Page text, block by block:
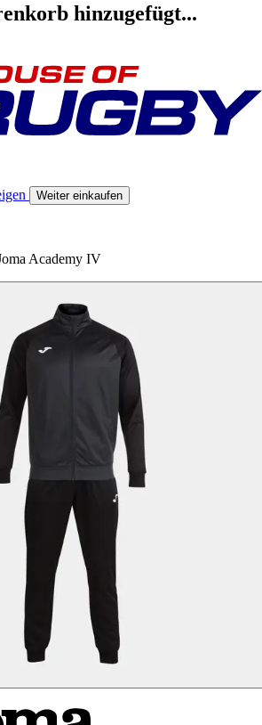
hinzugefügt...
Weiter einkaufen
Academy IV